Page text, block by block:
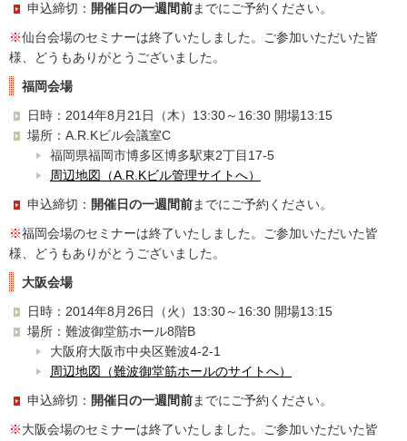
申込締切： 開催日の一週間前までにご予約ください。
※仙台会場のセミナーは終了いたしました。ご参加いただいた皆
様、どうもありがとうございました。
福岡会場
日時：2014年8月21日（木）13:30～16:30 開場13:15
場所：A.R.Kビル会議室C
福岡県福岡市博多区博多駅東2丁目17-5
周辺地図（A.R.Kビル管理サイトへ）
申込締切： 開催日の一週間前までにご予約ください。
※福岡会場のセミナーは終了いたしました。ご参加いただいた皆
様、どうもありがとうございました。
大阪会場
日時：2014年8月26日（火）13:30～16:30 開場13:15
場所：難波御堂筋ホール8階B
大阪府大阪市中央区難波4-2-1
周辺地図（難波御堂筋ホールのサイトへ）
申込締切： 開催日の一週間前までにご予約ください。
※大阪会場のセミナーは終了いたしました。ご参加いただいた皆